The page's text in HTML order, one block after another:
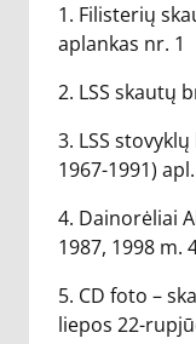
Contact Us
1. Filisterių
aplankas nr. 1
2. LSS skautų
3. LSS
1967-1991)
4. Dainorėliai
1987, 1998 m.
5. CD foto –
liepos 22-